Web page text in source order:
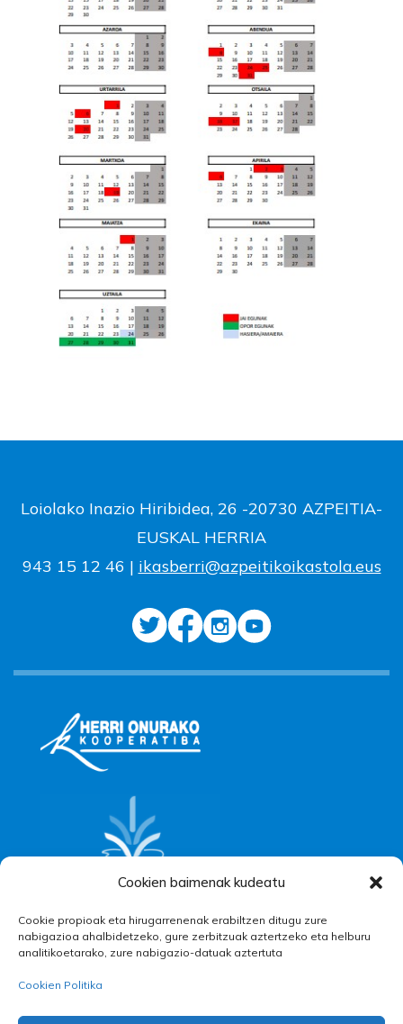
Cookien baimenak kudeatu
Cookie propioak eta hirugarrenenak erabiltzen ditugu zure
nabigazioa ahalbidetzeko, gure zerbitzuak aztertzeko eta helburu
analitikoetarako, zure nabigazio-datuak aztertuta
Cookien Politika
Loiolako Inazio Hiribidea, 26 -20730 AZPEITIA-
EUSKAL HERRIA
943 15 12 46 | ikasberri@azpeitikoikastola.eus